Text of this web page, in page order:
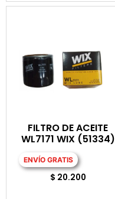
FILTRO DE ACEITE
WL7171 WIX (51334)
ENVÍO GRATIS
$ 20.200